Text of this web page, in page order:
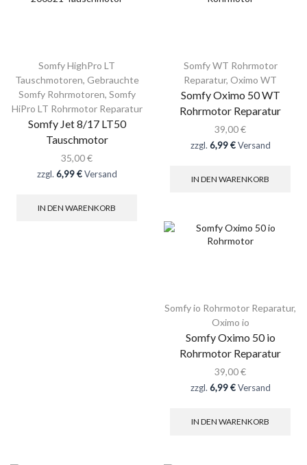
Somfy HighPro LT
Tauschmotoren, Gebrauchte
Somfy Rohrmotoren, Somfy
HiPro LT Rohrmotor Reparatur
Somfy Jet 8/17 LT50
Tauschmotor
35,00€
zzgl. 6,99 €Versand
IN DEN WARENKORB
Somfy WT Rohrmotor
Reparatur, Oximo WT
Somfy Oximo 50 WT
Rohrmotor Reparatur
39,00€
zzgl. 6,99 €Versand
IN DEN WARENKORB
Somfy io Rohrmotor Reparatur,
Oximo io
Somfy Oximo 50 io
Rohrmotor Reparatur
39,00€
zzgl. 6,99 €Versand
IN DEN WARENKORB